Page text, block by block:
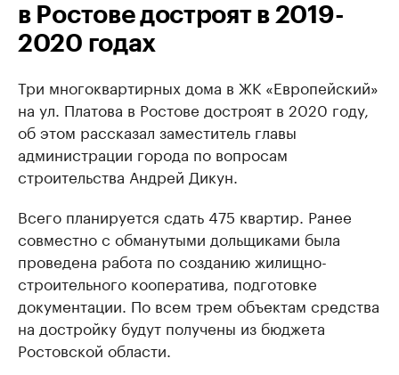
в Ростове достроят в 2019-
2020 годах
Три многоквартирных дома в ЖК «Европейский»
на ул. Платова в Ростове достроят в 2020 году,
об этом рассказал заместитель главы
администрации города по вопросам
строительства Андрей Дикун.
Всего планируется сдать 475 квартир. Ранее
совместно с обманутыми дольщиками была
проведена работа по созданию жилищно-
строительного кооператива, подготовке
документации. По всем трем объектам средства
на достройку будут получены из бюджета
Ростовской области.